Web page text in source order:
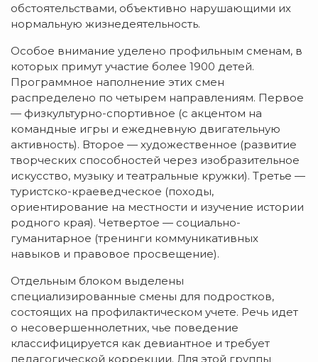
обстоятельствами, объективно нарушающими их
нормальную жизнедеятельность.
Особое внимание уделено профильным сменам, в
которых примут участие более 1900 детей.
Программное наполнение этих смен
распределено по четырем направлениям. Первое
— физкультурно-спортивное (с акцентом на
командные игры и ежедневную двигательную
активность). Второе — художественное (развитие
творческих способностей через изобразительное
искусство, музыку и театральные кружки). Третье —
туристско-краеведческое (походы,
ориентирование на местности и изучение истории
родного края). Четвертое — социально-
гуманитарное (тренинги коммуникативных
навыков и правовое просвещение).
Отдельным блоком выделены
специализированные смены для подростков,
состоящих на профилактическом учете. Речь идет
о несовершеннолетних, чье поведение
классифицируется как девиантное и требует
педагогической коррекции. Для этой группы